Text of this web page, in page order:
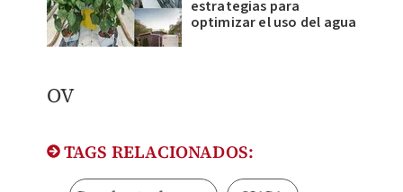
estrategias para
optimizar el uso del agua
OV
TAGS RELACIONADOS: